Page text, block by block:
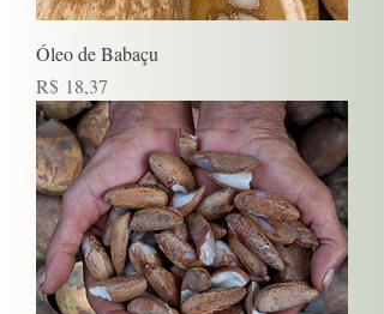
Óleo de Babaçu
Preço
R$ 18,37